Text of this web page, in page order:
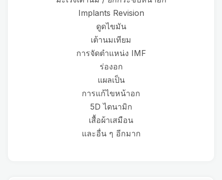
Implants Revision
ดูดไขมัน
เต้านมเทียม
การจัดตำแหน่ง IMF
ร่องอก
แผลเป็น
การแก้ไขหน้าอก
5D ไดนามิก
เสื้อผ้าเสมือน
และอื่น ๆ อีกมาก